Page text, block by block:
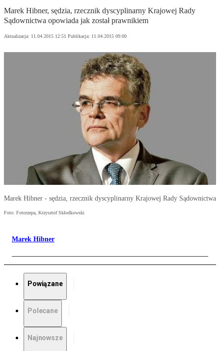
Marek Hibner, sędzia, rzecznik dyscyplinarny Krajowej Rady
Sądownictwa opowiada jak został prawnikiem
Aktualizacja: 11.04.2015 12:51 Publikacja: 11.04.2015 09:00
Marek Hibner - sędzia, rzecznik dyscyplinarny Krajowej Rady Sądownictwa
Foto: Fotorzepa, Krzysztof Skłodkowski
Marek Hibner
Powiązane
Polecane
Najnowsze